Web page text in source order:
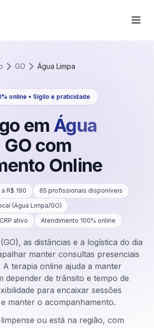
GO Água Limpa
online • Sigilo e praticidade
em Água
GO com
Online
a R$ 190 65 profissionais disponíveis
(Água Limpa/GO)
ativo
Atendimento 100% online
as distâncias e a logística do dia
manter consultas presenciais
terapia online ajuda a manter
depender de trânsito e tempo de
para encaixar sessões
manter o acompanhamento.
ou está na região, com